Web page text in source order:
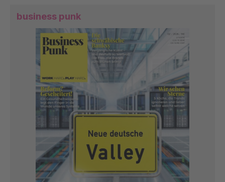
business punk